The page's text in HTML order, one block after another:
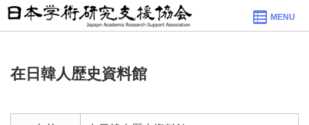
MENU
在日韓人歴史資料館